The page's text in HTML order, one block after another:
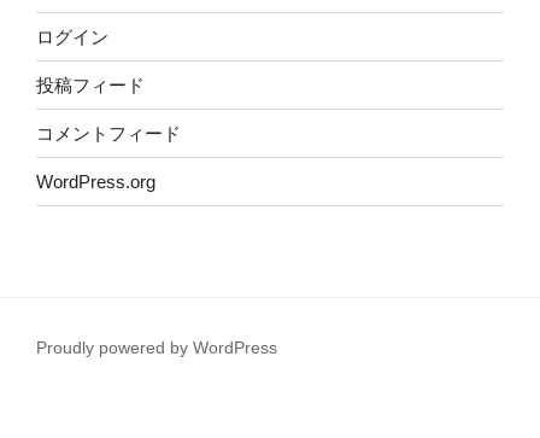
ログイン
投稿フィード
コメントフィード
WordPress.org
Proudly powered by WordPress